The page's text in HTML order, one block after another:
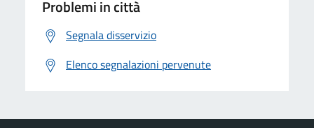
Problemi in città
Segnala disservizio
Elenco segnalazioni pervenute